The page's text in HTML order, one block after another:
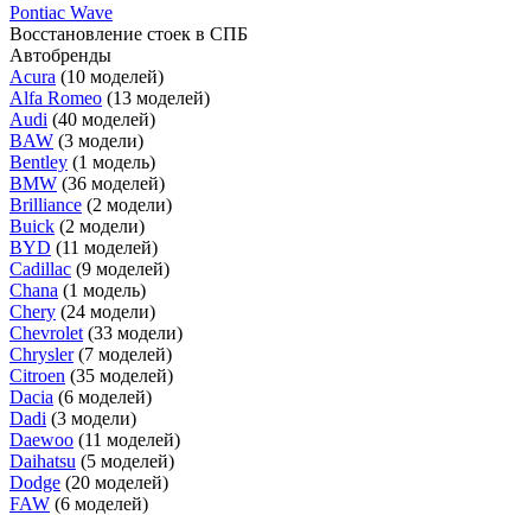
Pontiac Wave
Восстановление стоек в СПБ
Автобренды
Acura (10 моделей)
Alfa Romeo (13 моделей)
Audi (40 моделей)
BAW (3 модели)
Bentley (1 модель)
BMW (36 моделей)
Brilliance (2 модели)
Buick (2 модели)
BYD (11 моделей)
Cadillac (9 моделей)
Chana (1 модель)
Chery (24 модели)
Chevrolet (33 модели)
Chrysler (7 моделей)
Citroen (35 моделей)
Dacia (6 моделей)
Dadi (3 модели)
Daewoo (11 моделей)
Daihatsu (5 моделей)
Dodge (20 моделей)
FAW (6 моделей)